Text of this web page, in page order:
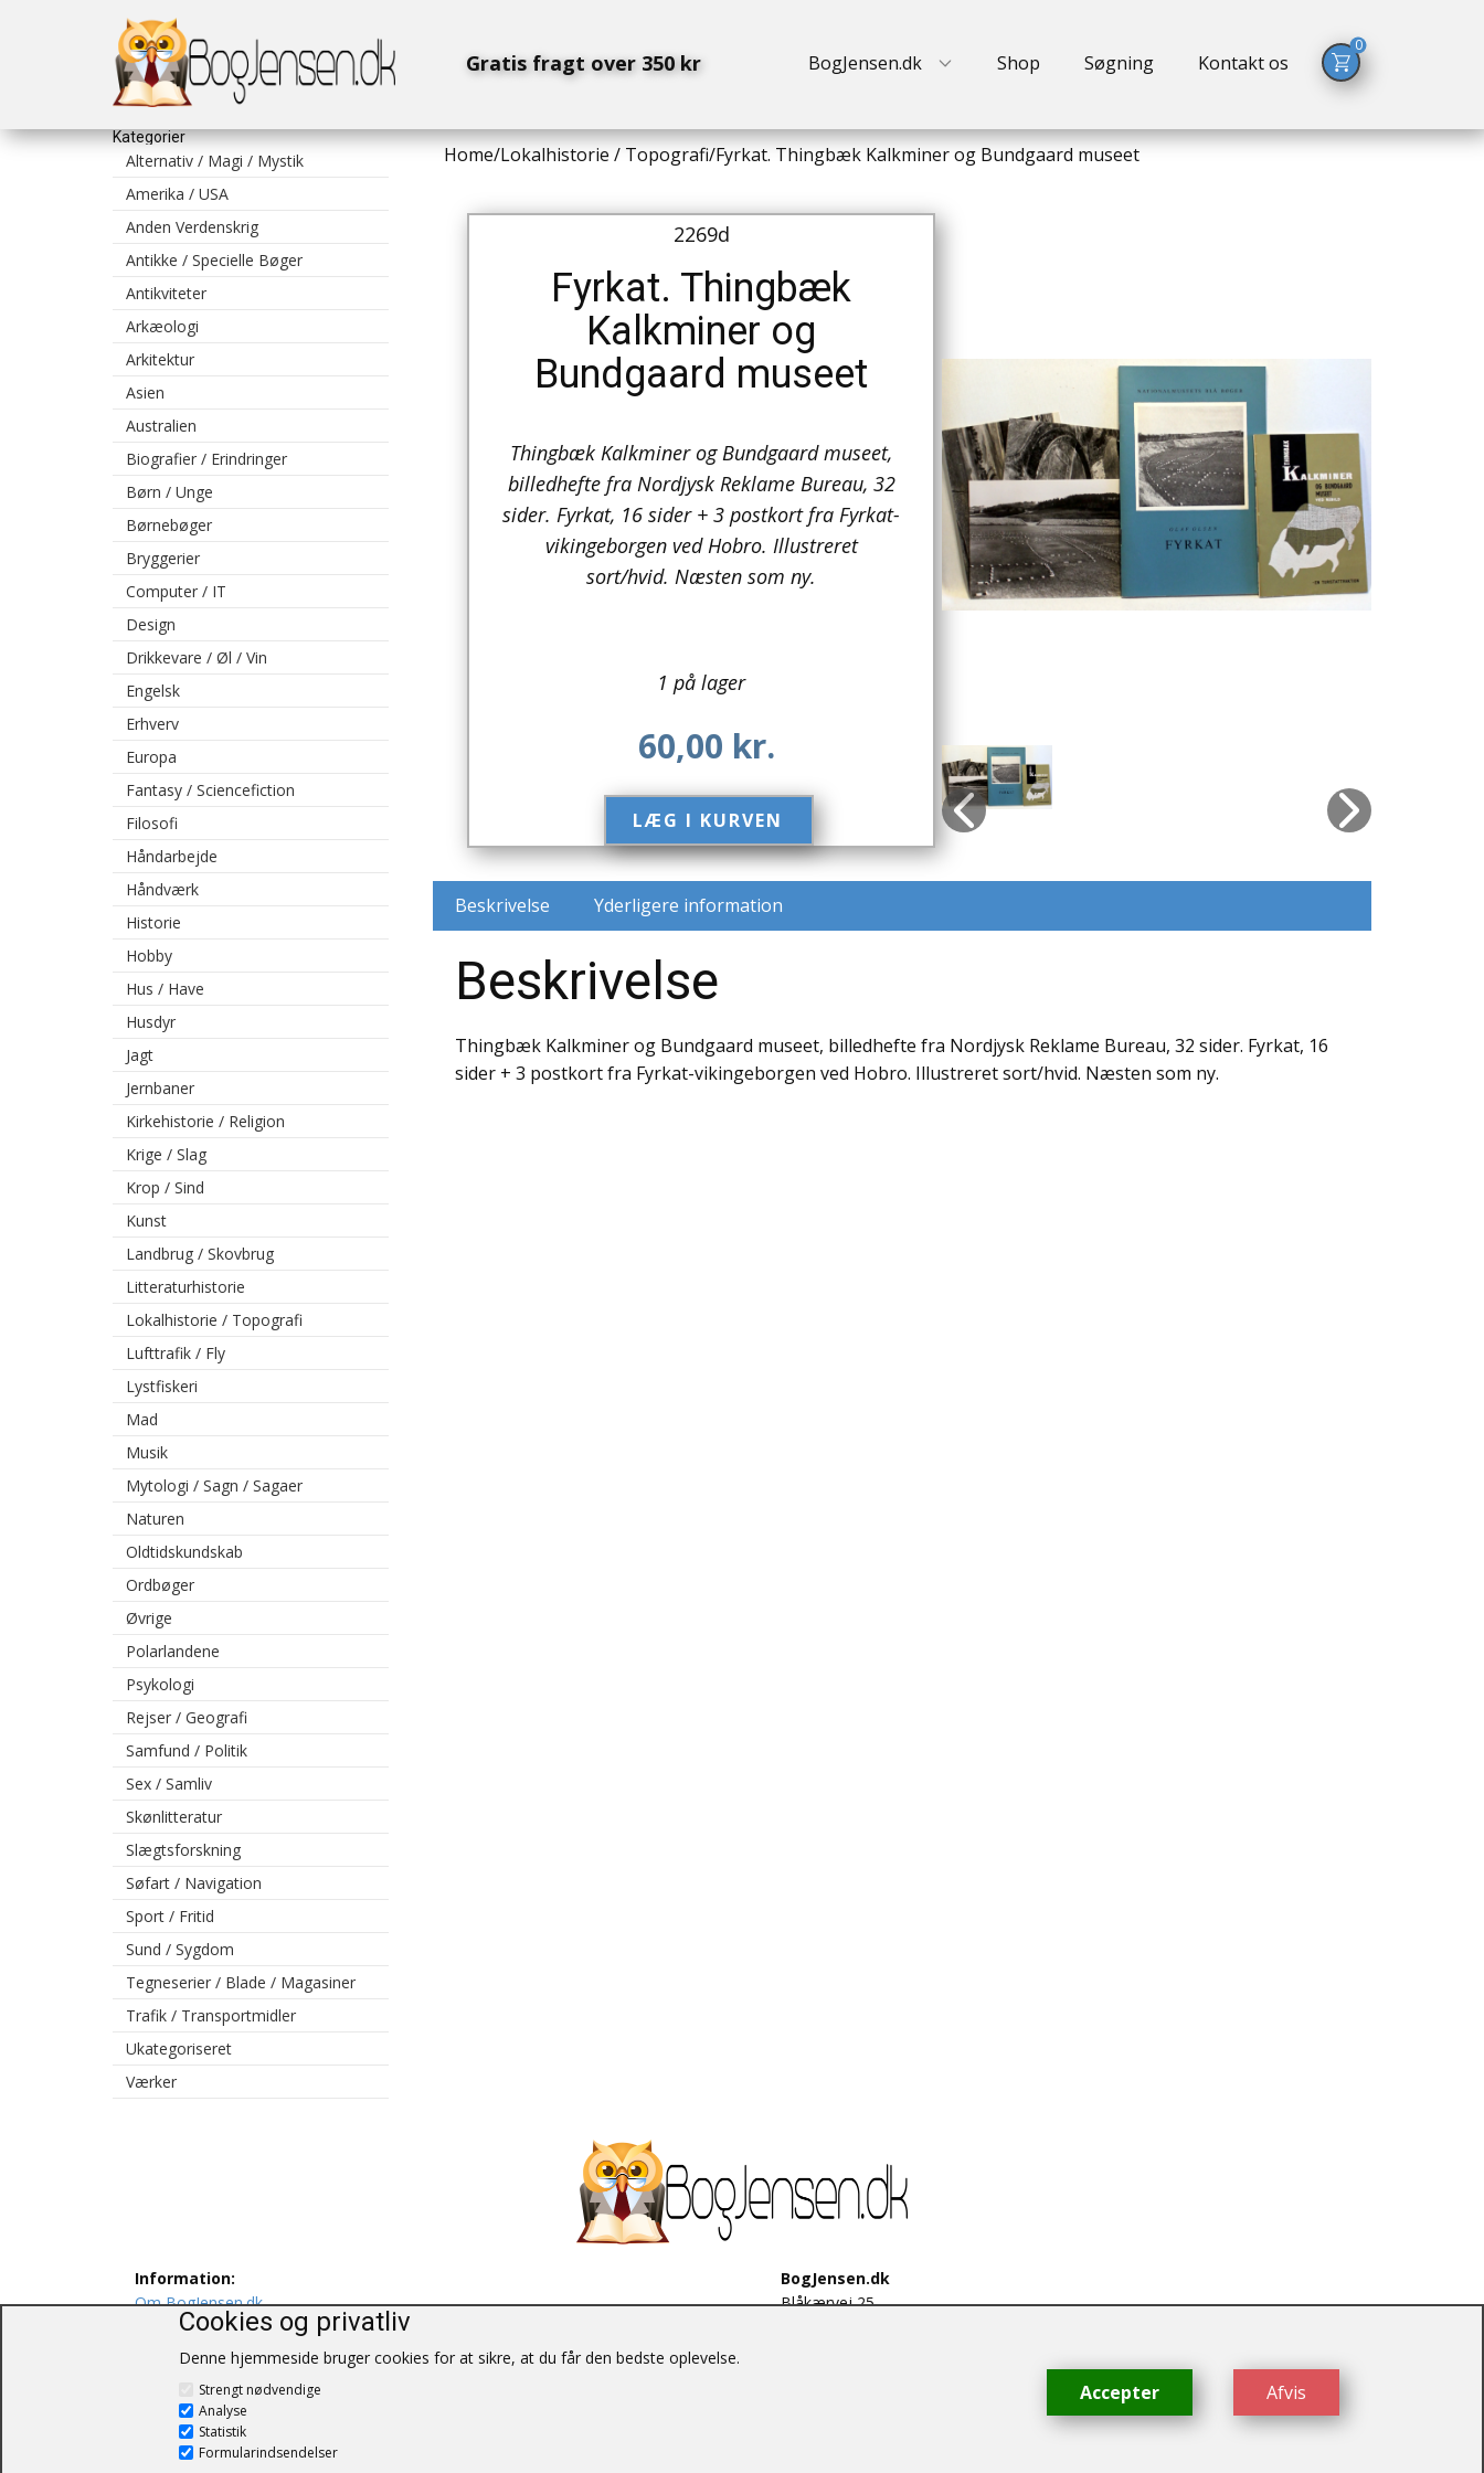
BogJensen.dk Shop Søgning Kontakt os
Gratis fragt over 350 kr
0
Kategorier
Alternativ / Magi / Mystik
Amerika / USA
Anden Verdenskrig
Antikke / Specielle Bøger
Antikviteter
Arkæologi
Arkitektur
Asien
Australien
Biografier / Erindringer
Børn / Unge
Børnebøger
Bryggerier
Computer / IT
Design
Drikkevare / Øl / Vin
Engelsk
Erhverv
Europa
Fantasy / Sciencefiction
Filosofi
Håndarbejde
Håndværk
Historie
Hobby
Hus / Have
Husdyr
Jagt
Jernbaner
Kirkehistorie / Religion
Krige / Slag
Krop / Sind
Kunst
Landbrug / Skovbrug
Litteraturhistorie
Lokalhistorie / Topografi
Lufttrafik / Fly
Lystfiskeri
Mad
Musik
Mytologi / Sagn / Sagaer
Naturen
Oldtidskundskab
Ordbøger
Øvrige
Polarlandene
Psykologi
Rejser / Geografi
Samfund / Politik
Sex / Samliv
Skønlitteratur
Slægtsforskning
Søfart / Navigation
Sport / Fritid
Sund / Sygdom
Tegneserier / Blade / Magasiner
Trafik / Transportmidler
Ukategoriseret
Værker
Home/Lokalhistorie / Topografi/Fyrkat. Thingbæk Kalkminer og Bundgaard museet
2269d
Fyrkat. Thingbæk
Kalkminer og
Bundgaard museet
Thingbæk Kalkminer og Bundgaard museet,
billedhefte fra Nordjysk Reklame Bureau, 32
sider. Fyrkat, 16 sider + 3 postkort fra Fyrkat-
vikingeborgen ved Hobro. Illustreret
sort/hvid. Næsten som ny.
1 på lager
60,00 kr.
LÆG I KURVEN​
Beskrivelse Yderligere information
Beskrivelse
Thingbæk Kalkminer og Bundgaard museet, billedhefte fra Nordjysk Reklame Bureau, 32 sider. Fyrkat, 16
sider + 3 postkort fra Fyrkat-vikingeborgen ved Hobro. Illustreret sort/hvid. Næsten som ny.
Information:
Om BogJensen.dk
Levering
Persondatapolitik
Salgs og leveringsbetingelser
Kontakt os
BogJensen.dk
Blåkærvej 25
Cookies og privatliv
Denne hjemmeside bruger cookies for at sikre, at du får den bedste oplevelse.
Strengt nødvendige
Analyse
Statistik
Formularindsendelser
Afvis
Accepter